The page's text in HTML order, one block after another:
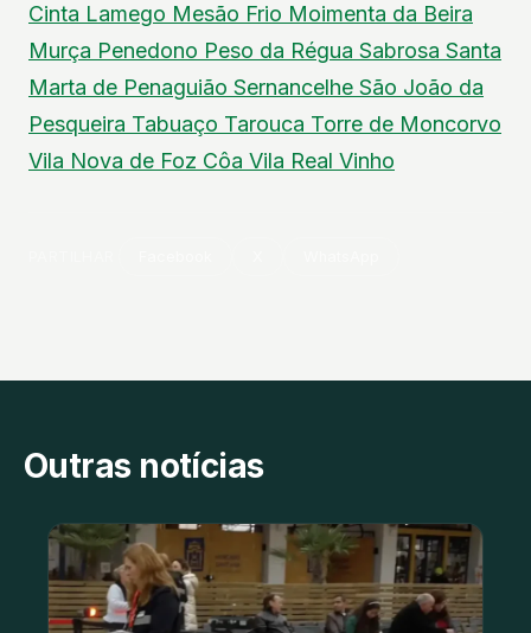
Cinta Lamego Mesão Frio Moimenta da Beira
Murça Penedono Peso da Régua Sabrosa Santa
Marta de Penaguião Sernancelhe São João da
Pesqueira Tabuaço Tarouca Torre de Moncorvo
Vila Nova de Foz Côa Vila Real Vinho
Outras notícias